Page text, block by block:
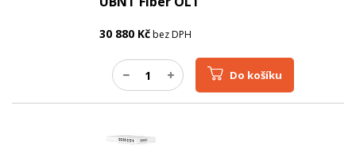
30 880 Kčbez DPH
Do košíku